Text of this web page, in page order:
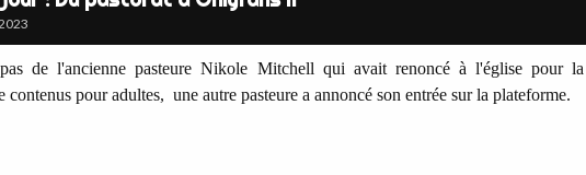
de l'ancienne pasteure Nikole Mitchell qui avait renoncé à l'église pour la
contenus pour adultes, une autre pasteure a annoncé son entrée sur la plateforme.